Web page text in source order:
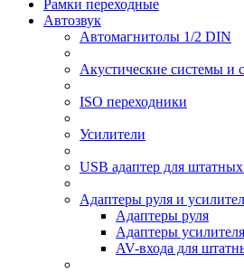
Рамки переходные
Автозвук
Автомагнитолы 1/2 DIN
Акустические системы и
ISO переходники
Усилители
USB адаптер для штатных
Адаптеры руля и
Адаптеры руля
Адаптеры усилителя
AV-входа для